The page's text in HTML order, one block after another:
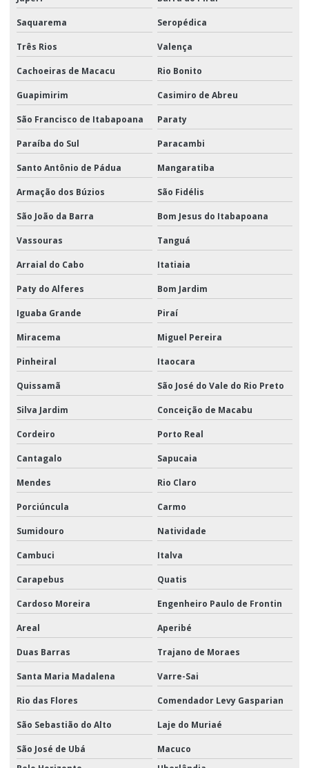
Saquarema Seropédica
Três Rios Valença
Cachoeiras de Macacu Rio Bonito
Guapimirim Casimiro de Abreu
São Francisco de Itabapoana Paraty
Paraíba do Sul Paracambi
Santo Antônio de Pádua Mangaratiba
Armação dos Búzios São Fidélis
São João da Barra Bom Jesus do Itabapoana
Vassouras Tanguá
Arraial do Cabo Itatiaia
Paty do Alferes Bom Jardim
Iguaba Grande Piraí
Miracema Miguel Pereira
Pinheiral Itaocara
Quissamã São José do Vale do Rio Preto
Silva Jardim Conceição de Macabu
Cordeiro Porto Real
Cantagalo Sapucaia
Mendes Rio Claro
Porciúncula Carmo
Sumidouro Natividade
Cambuci Italva
Carapebus Quatis
Cardoso Moreira Engenheiro Paulo de Frontin
Areal Aperibé
Duas Barras Trajano de Moraes
Santa Maria Madalena Varre-Sai
Rio das Flores Comendador Levy Gasparian
São Sebastião do Alto Laje do Muriaé
São José de Ubá
Macuco